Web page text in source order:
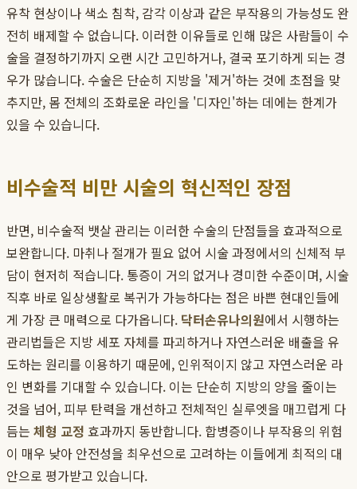
유착 현상이나 색소 침착, 감각 이상과 같은 부작용의 가능성도 완
전히 배제할 수 없습니다. 이러한 이유들로 인해 많은 사람들이 수
술을 결정하기까지 오랜 시간 고민하거나, 결국 포기하게 되는 경
우가 많습니다. 수술은 단순히 지방을 '제거'하는 것에 초점을 맞
추지만, 몸 전체의 조화로운 라인을 '디자인'하는 데에는 한계가
있을 수 있습니다.
비수술적 비만 시술의 혁신적인 장점
반면, 비수술적 뱃살 관리는 이러한 수술의 단점들을 효과적으로
보완합니다. 마취나 절개가 필요 없어 시술 과정에서의 신체적 부
담이 현저히 적습니다. 통증이 거의 없거나 경미한 수준이며, 시술
직후 바로 일상생활로 복귀가 가능하다는 점은 바쁜 현대인들에
게 가장 큰 매력으로 다가옵니다. 닥터손유나의원에서 시행하는
관리법들은 지방 세포 자체를 파괴하거나 자연스러운 배출을 유
도하는 원리를 이용하기 때문에, 인위적이지 않고 자연스러운 라
인 변화를 기대할 수 있습니다. 이는 단순히 지방의 양을 줄이는
것을 넘어, 피부 탄력을 개선하고 전체적인 실루엣을 매끄럽게 다
듬는 체형 교정 효과까지 동반합니다. 합병증이나 부작용의 위험
이 매우 낮아 안전성을 최우선으로 고려하는 이들에게 최적의 대
안으로 평가받고 있습니다.